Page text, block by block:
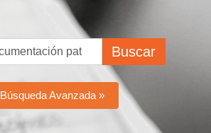
Buscar
Búsqueda Avanzada »